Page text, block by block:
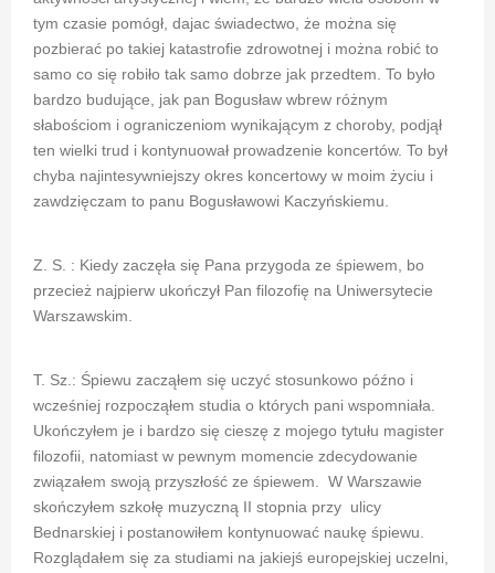
tym czasie pomógł, dajac świadectwo, że można się
pozbierać po takiej katastrofie zdrowotnej i można robić to
samo co się robiło tak samo dobrze jak przedtem. To było
bardzo budujące, jak pan Bogusław wbrew różnym
słabościom i ograniczeniom wynikającym z choroby, podjął
ten wielki trud i kontynuował prowadzenie koncertów. To był
chyba najintesywniejszy okres koncertowy w moim życiu i
zawdzięczam to panu Bogusławowi Kaczyńskiemu.
Z. S. : Kiedy zaczęła się Pana przygoda ze śpiewem, bo
przecież najpierw ukończył Pan filozofię na Uniwersytecie
Warszawskim.
T. Sz.: Śpiewu zacząłem się uczyć stosunkowo późno i
wcześniej rozpocząłem studia o których pani wspomniała.
Ukończyłem je i bardzo się cieszę z mojego tytułu magister
filozofii, natomiast w pewnym momencie zdecydowanie
związałem swoją przyszłość ze śpiewem. W Warszawie
skończyłem szkołę muzyczną II stopnia przy ulicy
Bednarskiej i postanowiłem kontynuować naukę śpiewu.
Rozglądałem się za studiami na jakiejś europejskiej uczelni,